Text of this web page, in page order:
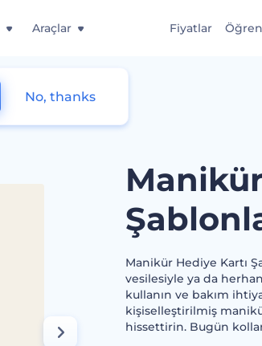
Araçlar Fiyatlar Öğren
Manikür Hediye Kartı
vesilesiyle ya da
kullanın ve bakım
kişiselleştirilmiş
hissettirin. Bugün
No, thanks